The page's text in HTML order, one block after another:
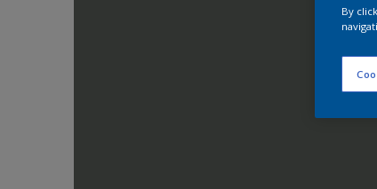
By